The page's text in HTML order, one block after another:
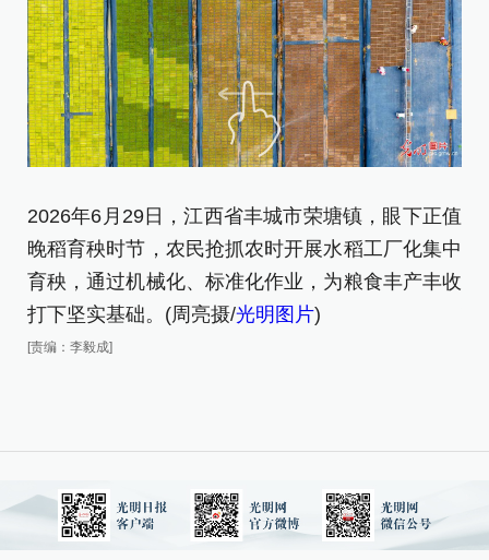
2026年6月29日，江西省丰城市荣塘镇，眼下正值
晚稻育秧时节，农民抢抓农时开展水稻工厂化集中
育秧，通过机械化、标准化作业，为粮食丰产丰收
打下坚实基础。(周亮摄/光明图片)
[责编：李毅成]